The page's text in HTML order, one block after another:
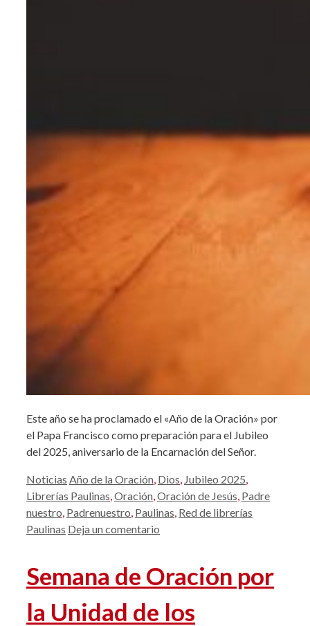
Este año se ha proclamado el «Año de la Oración» por
el Papa Francisco como preparación para el Jubileo
del 2025, aniversario de la Encarnación del Señor.
Categorías
Noticias Etiquetas
Año de la Oración, Dios, Jubileo 2025,
Librerías Paulinas,Oración,Oración de Jesús, Padre
nuestro, Padrenuestro, Paulinas, Red de librerías
Paulinas Deja un comentario
Semana de Oración por
la Unidad de los